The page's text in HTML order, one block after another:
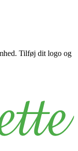
Tilføj dit logo og